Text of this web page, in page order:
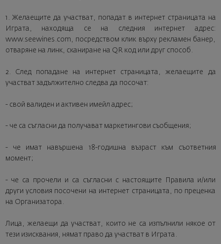
1. Желаещите да участват, попадат в интернет страницата на
Играта, находяща се на следния интернет адрес:
www.seewines.com, посредством клик върху рекламен банер,
отваряне на линк, сканиране на QR код или друг способ.
2. След попадане на интернет страницата, желаещите да
участват задължително следва да посочат:
- свой валиден и активен имейл адрес;
- че са съгласни да получават маркетингови съобщения;
- че имат навършена 18-годишна възраст към съответния
момент;
- че са прочели и са съгласни с настоящите Правила и/или
други условия посочени на интернет страницата, по преценка
на Организатора.
Лица, желаещи да участват, които не са изпълнили някое от
тези изисквания, нямат право да участват в Играта.